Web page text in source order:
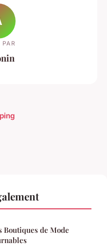
PAR
de Mode